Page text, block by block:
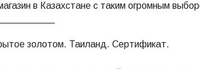
в Казахстане с таким огромным
золотом. Таиланд. Сертификат.